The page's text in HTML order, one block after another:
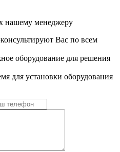
нашему менеджеру
Вас по всем
оборудование для решения
для установки оборудования